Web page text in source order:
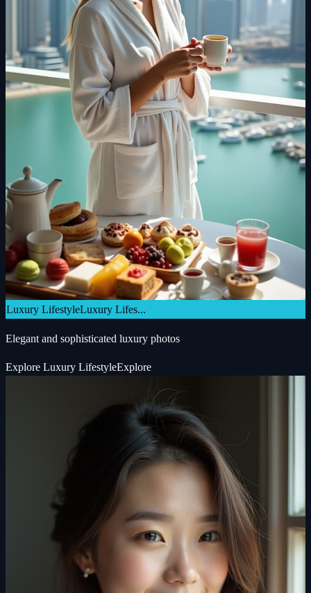
Luxury LifestyleLuxury Lifes...
Elegant and sophisticated luxury photos
Explore Luxury LifestyleExplore